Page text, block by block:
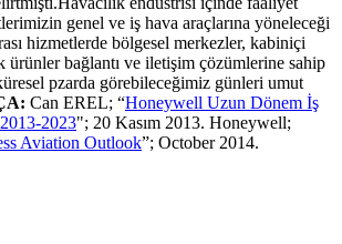
genel ve iş hava araçlarına yöneleceği
hizmetlerde bölgesel merkezler, kabiniçi
ürünler bağlantı ve iletişim çözümlerine sahip
pzarda görebileceğimiz günleri umut
Can EREL; “Honeywell Uzun Dönem İş
2023"; 20 Kasım 2013. Honeywell;
Aviation Outlook”; October 2014.